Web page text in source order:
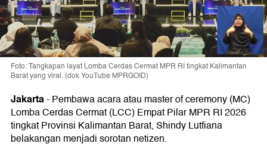
Foto: Tangkapan layat Lomba Cerdas Cermat MPR RI tingkat Kalimantan
Barat yang viral. (dok YouTube MPRGOID)
Jakarta-Pembawa acara atau master of ceremony (MC)
Lomba Cerdas Cermat (LCC) Empat Pilar MPR RI 2026
tingkat Provinsi Kalimantan Barat, Shindy Lutfiana
belakangan menjadi sorotan netizen.